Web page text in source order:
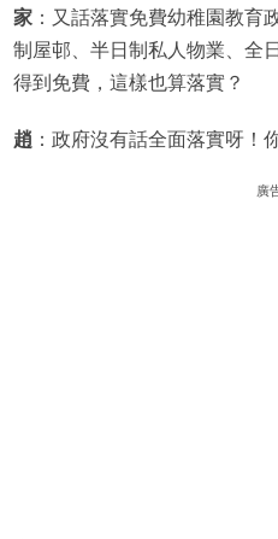
家：又話落實免費幼稚園教育
制屋邨、半日制私人物業、全
得到免費，這樣也算落實？
趙 ：政府沒有話全面落實呀！
廣